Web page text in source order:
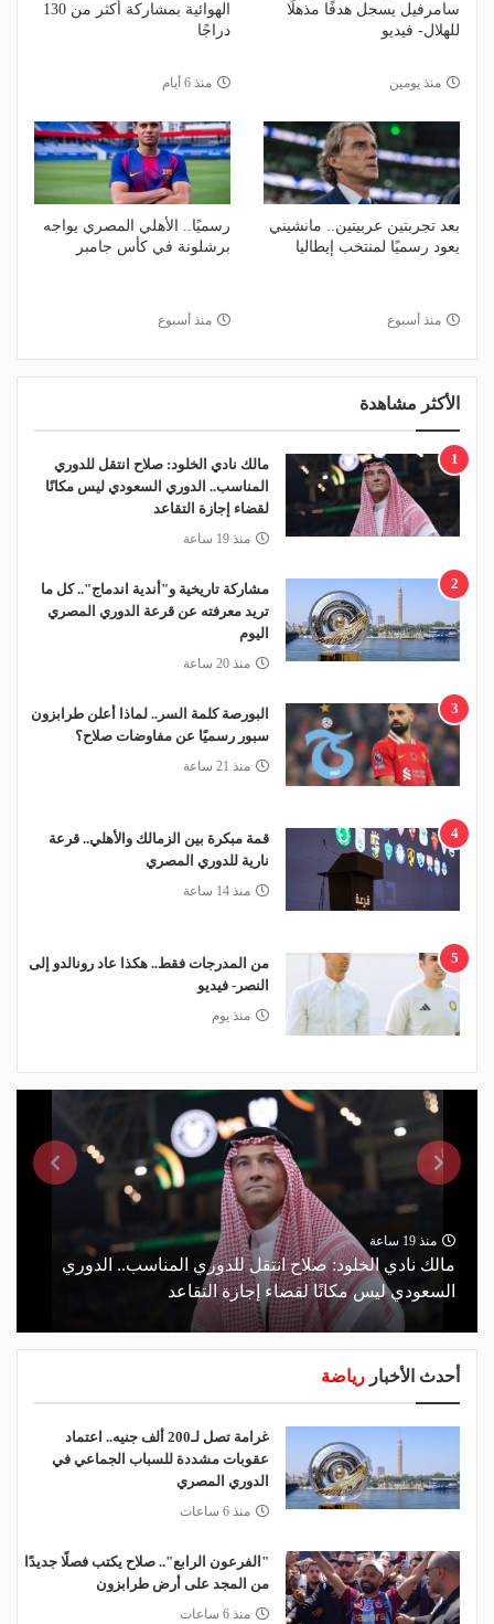
سامرفيل يسجل هدفًا مذهلًا
للهلال- فيديو
منذ يومين
الهوائية بمشاركة أكثر من 130
دراجًا
منذ 6 أيام
بعد تجربتين عربيتين.. مانشيني
يعود رسميًا لمنتخب إيطاليا
منذ أسبوع
رسميًا.. الأهلي المصري يواجه
برشلونة في كأس جامبر
منذ أسبوع
الأكثر مشاهدة
1
مالك نادي الخلود: صلاح انتقل للدوري
المناسب.. الدوري السعودي ليس مكانًا
لقضاء إجازة التقاعد
منذ 19 ساعة
2
مشاركة تاريخية و"أندية اندماج".. كل ما
تريد معرفته عن قرعة الدوري المصري
اليوم
منذ 20 ساعة
3
البورصة كلمة السر.. لماذا أعلن طرابزون
سبور رسميًا عن مفاوضات صلاح؟
منذ 21 ساعة
4
قمة مبكرة بين الزمالك والأهلي.. قرعة
نارية للدوري المصري
منذ 14 ساعة
5
من المدرجات فقط.. هكذا عاد رونالدو إلى
النصر- فيديو
منذ يوم
منذ 19 ساعة
مالك نادي الخلود: صلاح انتقل للدوري المناسب.. الدوري
السعودي ليس مكانًا لقضاء إجازة التقاعد
أحدث الأخبار رياضة
غرامة تصل لـ200 ألف جنيه.. اعتماد
عقوبات مشددة للسباب الجماعي في
الدوري المصري
منذ 6 ساعات
"الفرعون الرابع".. صلاح يكتب فصلًا جديدًا
من المجد على أرض طرابزون
منذ 6 ساعات